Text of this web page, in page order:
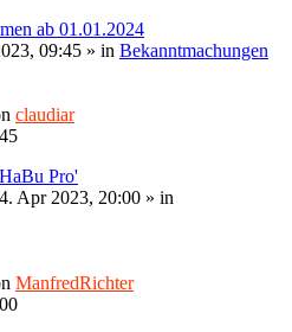
ab 01.01.2024
09:45 » in Bekanntmachungen
claudiar
Pro'
Apr 2023, 20:00 » in
ManfredRichter